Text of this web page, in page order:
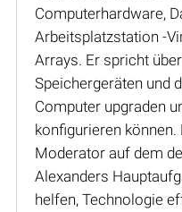
Computerhardware,
Arbeitsplatzstation -
Arrays. Er spricht
Speichergeräten und
Computer upgraden
konfigurieren
Moderator auf dem
Alexanders
helfen, Technologie